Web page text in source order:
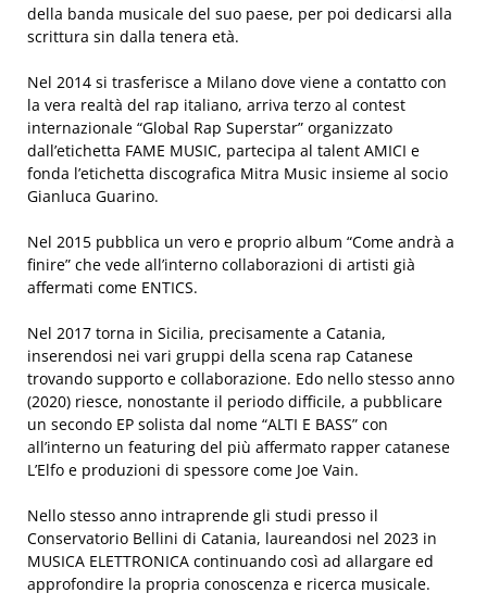
della banda musicale del suo paese, per poi dedicarsi alla
scrittura sin dalla tenera età.
Nel 2014 si trasferisce a Milano dove viene a contatto con
la vera realtà del rap italiano, arriva terzo al contest
internazionale “Global Rap Superstar” organizzato
dall’etichetta FAME MUSIC, partecipa al talent AMICI e
fonda l’etichetta discografica Mitra Music insieme al socio
Gianluca Guarino.
Nel 2015 pubblica un vero e proprio album “Come andrà a
finire” che vede all’interno collaborazioni di artisti già
affermati come ENTICS.
Nel 2017 torna in Sicilia, precisamente a Catania,
inserendosi nei vari gruppi della scena rap Catanese
trovando supporto e collaborazione. Edo nello stesso anno
(2020) riesce, nonostante il periodo difficile, a pubblicare
un secondo EP solista dal nome “ALTI E BASS” con
all’interno un featuring del più affermato rapper catanese
L’Elfo e produzioni di spessore come Joe Vain.
Nello stesso anno intraprende gli studi presso il
Conservatorio Bellini di Catania, laureandosi nel 2023 in
MUSICA ELETTRONICA continuando così ad allargare ed
approfondire la propria conoscenza e ricerca musicale.